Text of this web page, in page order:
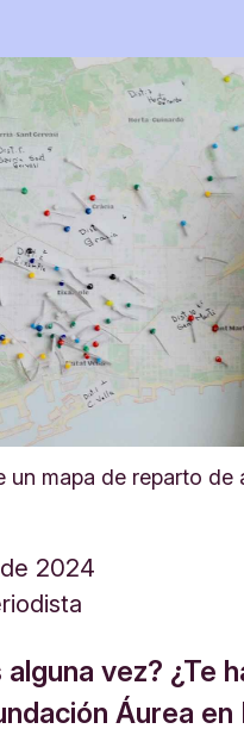
mapa de reparto
2024
vez? ¿Te
Áurea en